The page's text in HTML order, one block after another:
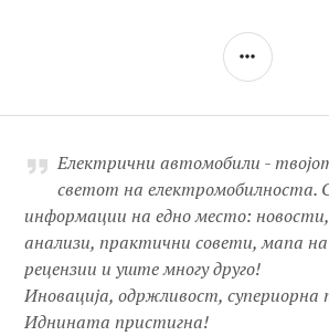
Електрични автомобили -
светот на електромобилноста.
информации на едно место:
анализи, практични совети, мапа
рецензии и уште многу друго!
Иновација, одржливост, супериорна
Иднината пристигна!